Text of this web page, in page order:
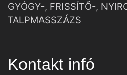
GYÓGY-, FRISSÍTŐ-,
TALPMASSZÁZS
Kontakt infó